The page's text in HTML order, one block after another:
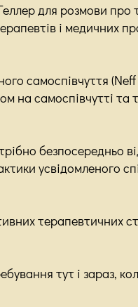
для розмови про
і медичних
самоспівчуття
на самоспівчутті та
безпосередньо
усвідомленого
терапевтичних
тут і зараз,